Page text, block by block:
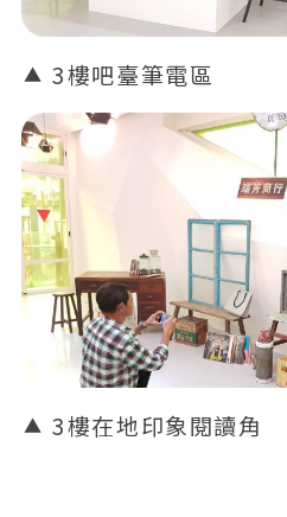
3樓吧臺筆電區
3樓在地印象閱讀角